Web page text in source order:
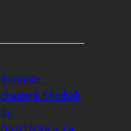
Suivante :
chasteté,Khotbah
du